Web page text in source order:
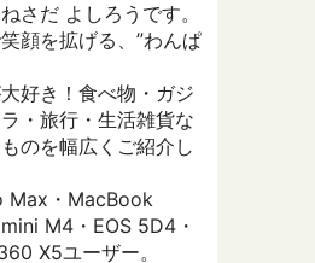
さだ よしろうです。
顔を拡げる、”わんぱ
好き！食べ物・ガジ
・旅行・生活雑貨な
のを幅広くご紹介し
Max・MacBook
M4・EOS 5D4・
X5ユーザー。